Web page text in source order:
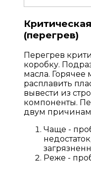
(перегрев)
Перегрев
коробку.
масла. Горячее
расплавить
вывести из
компоненты.
двум
Чаще -
Реже -